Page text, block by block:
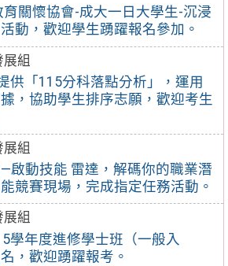
育關懷協會-成大一日大學生-沉浸
動，歡迎學生踴躍報名參加。
組
供「115分科落點分析」，運用
，協助學生排序志願，歡迎考生
組
—啟動技能 雷達，解碼你的職業潛
競賽現場，完成指定任務活動。
組
學年度進修學士班（一般入
，歡迎踴躍報考。